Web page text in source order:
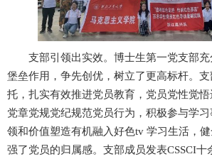
支部引领出实效。博士生第一党支部
堡垒作用，争先创优，树立了更高标杆。
托，扎实有效推进党员教育，党员党性觉
党章党规党纪规范党员行为，积极参与学习
领和价值塑造有机融入好色tv 学习生活，
强了党员的归属感。支部成员发表CSSCI十